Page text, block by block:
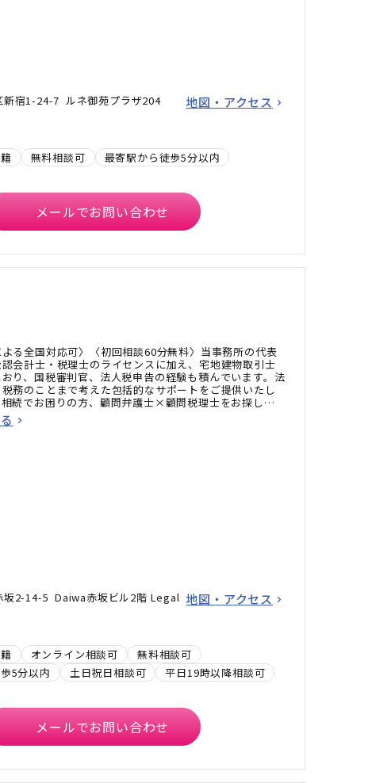
新宿1-24-7 ルネ御苑プラザ204 地図・アクセス
無料相談可 最寄駅から徒歩5分以内
メールでお問い合わせ
よる全国対応可〉〈初回相談60分無料〉当事務所の代表
会計士・税理士のライセンスに加え、宅地建物取引士
り、国税審判官、法人税申告の経験も積んでいます。法
務のことまで考えた包括的なサポートをご提供いたし
続でお困りの方、顧問弁護士×顧問税理士をお探しの
談ください。
坂2-14-5 Daiwa赤坂ビル2階 Legal 地図・アクセス
オンライン相談可
無料相談可
5分以内
土日祝日相談可 平日19時以降相談可
メールでお問い合わせ